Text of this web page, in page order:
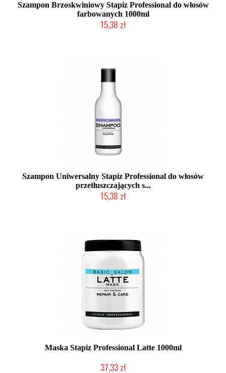
Szampon Brzoskwiniowy Stapiz Professional do włosów
farbowanych 1000ml
15,38 zł
Szampon Uniwersalny Stapiz Professional do włosów
przetłuszczających s...
15,38 zł
Maska Stapiz Professional Latte 1000ml
37,33 zł